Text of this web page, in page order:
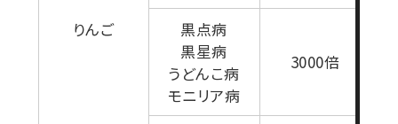
りんご
黒点病
黒星病
うどんこ病
モニリア病
3000倍